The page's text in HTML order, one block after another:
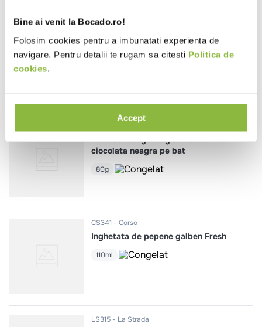
Bine ai venit la Bocado.ro!
Folosim cookies pentru a imbunatati experienta de
navigare. Pentru detalii te rugam sa citesti Politica de
cookies.
Accept
Inghetata la cornet cu aroma de
frisca si biscuiti de cacao Play
La Strada
Felie de mango cu glazura de
ciocolata neagra pe bat
80g
CS341 Corso
Inghetata de pepene galben Fresh
110ml
LS315 La Strada